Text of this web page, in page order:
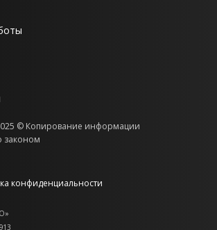
© Копирование информации
законом
конфиденциальности